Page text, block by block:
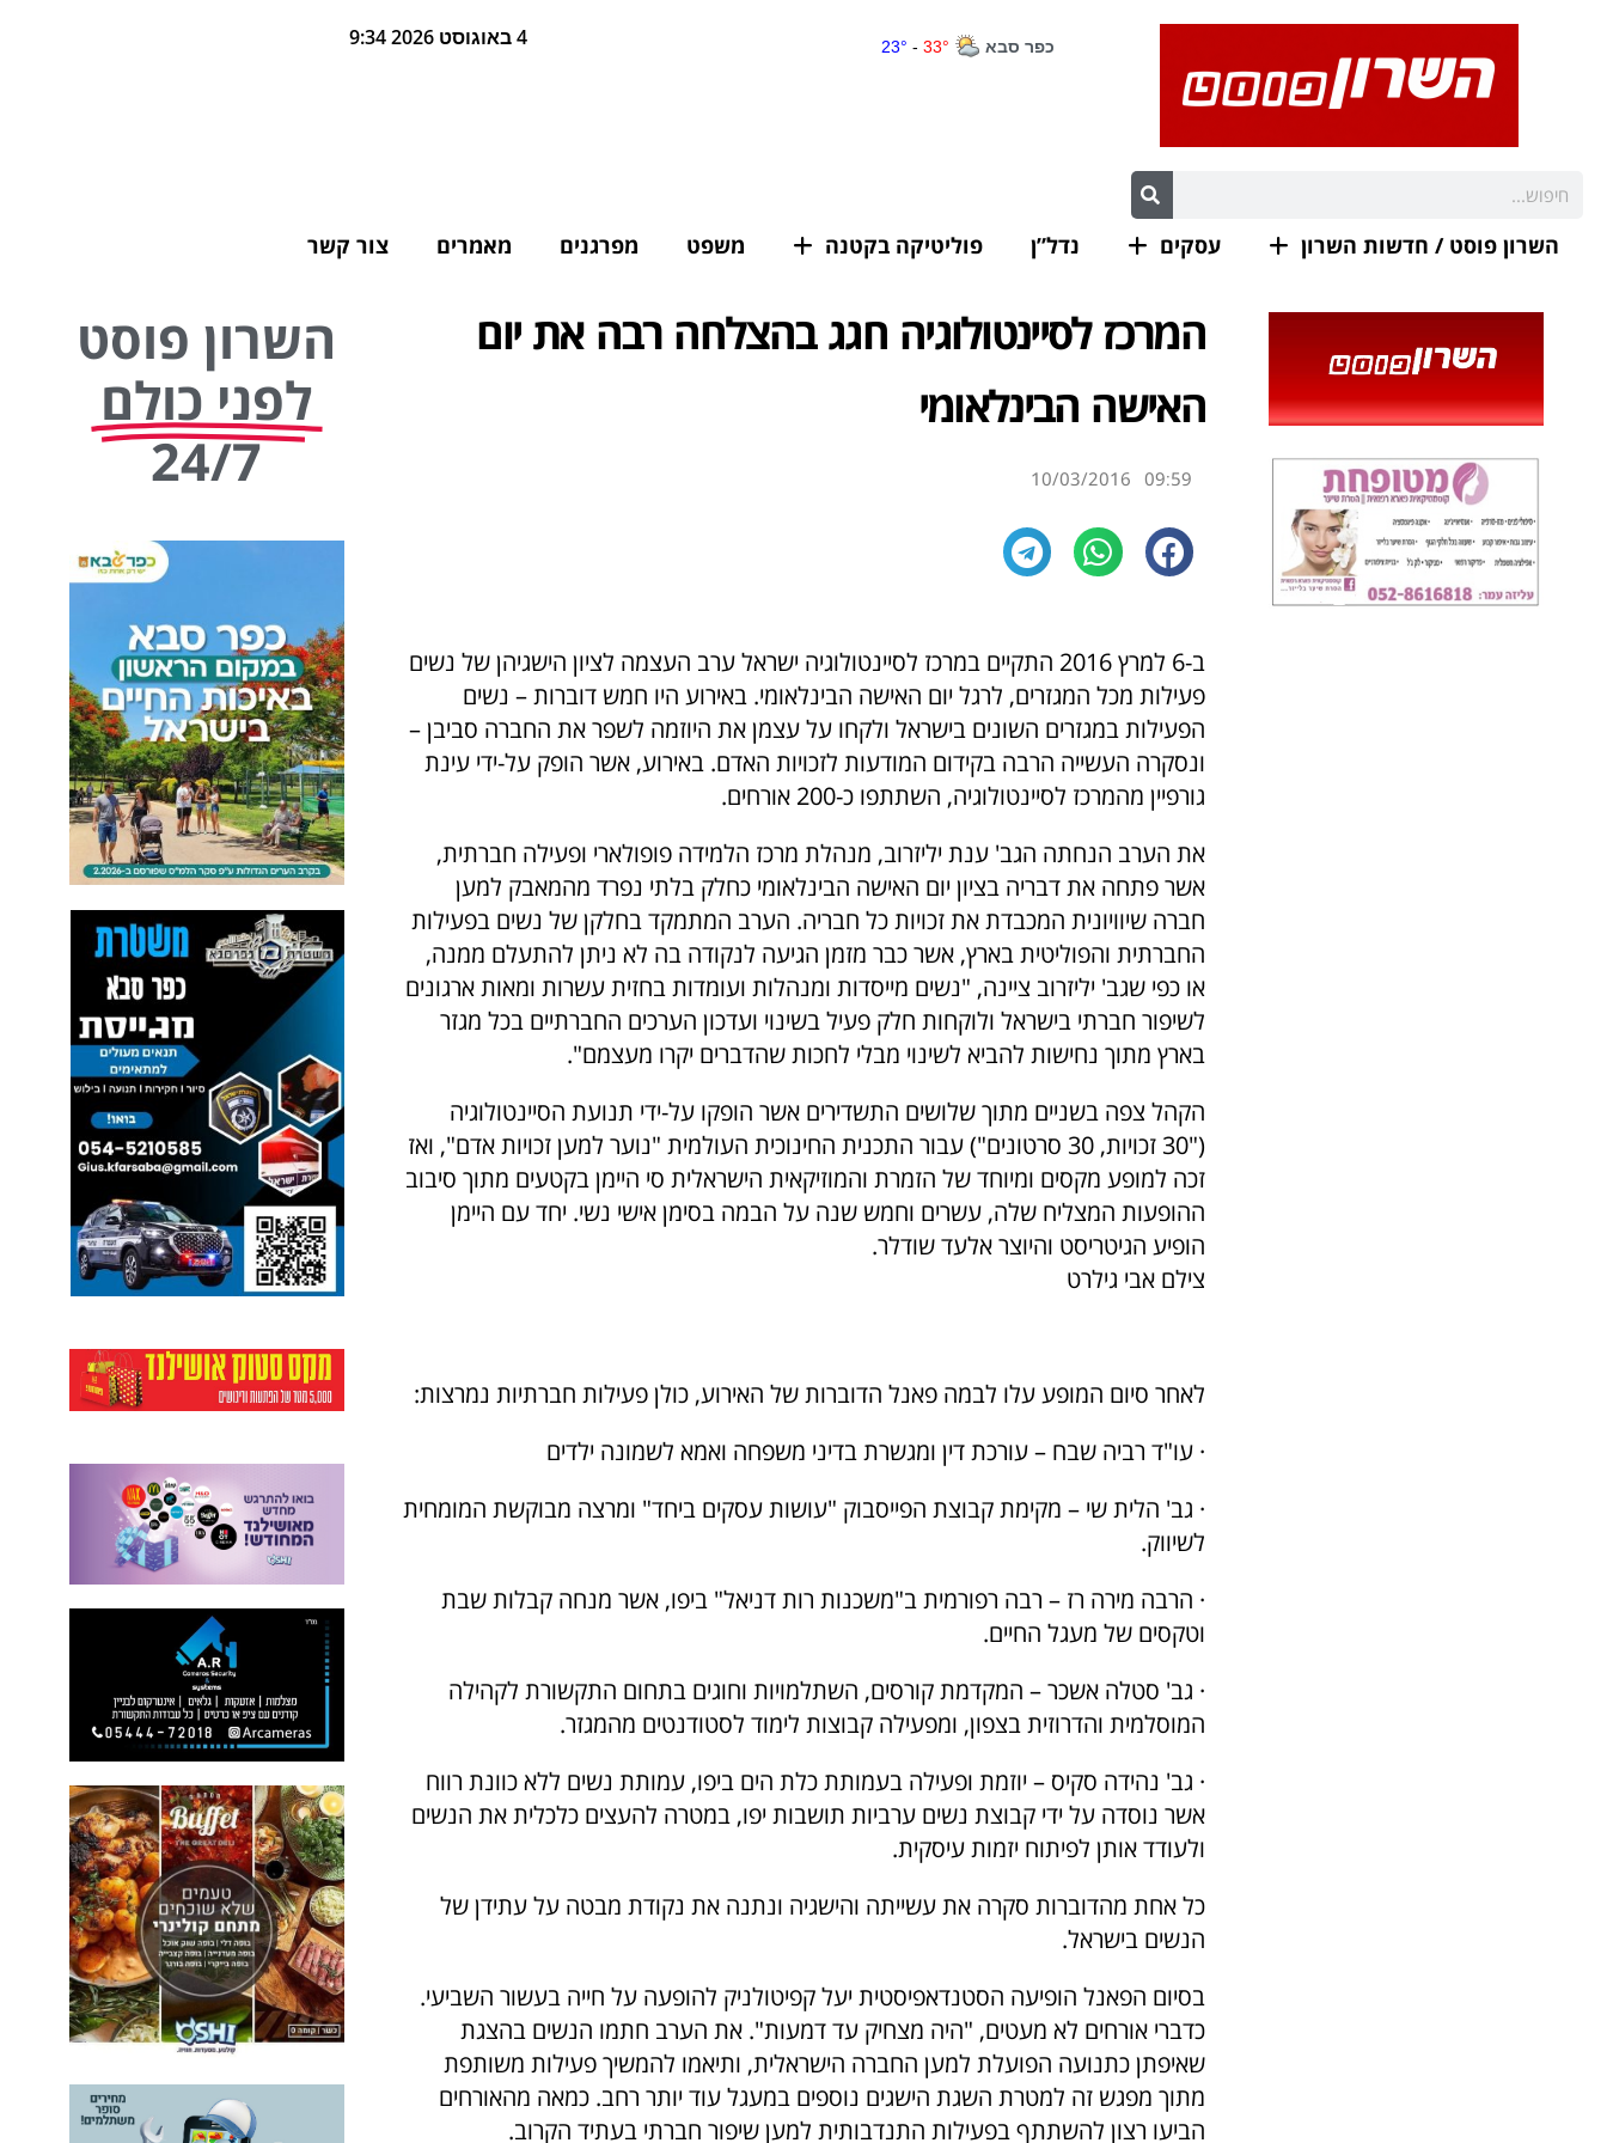
4 באוגוסט 2026 9:34
השרון פוסט / חדשות השרון עסקים נדל”ן פוליטיקה בקטנה משפט מפרגנים מאמרים צור קשר
המרכז לסיינטולוגיה חגג בהצלחה רבה את יום
האישה הבינלאומי
09:59
10/03/2016
ב-6 למרץ 2016 התקיים במרכז לסיינטולוגיה ישראל ערב העצמה לציון הישגיהן של נשים
פעילות מכל המגזרים, לרגל יום האישה הבינלאומי. באירוע היו חמש דוברות – נשים
הפעילות במגזרים השונים בישראל ולקחו על עצמן את היוזמה לשפר את החברה סביבן –
ונסקרה העשייה הרבה בקידום המודעות לזכויות האדם. באירוע, אשר הופק על-ידי עינת
גורפיין מהמרכז לסיינטולוגיה, השתתפו כ-200 אורחים.
את הערב הנחתה הגב' ענת יליזרוב, מנהלת מרכז הלמידה פופולארי ופעילה חברתית,
אשר פתחה את דבריה בציון יום האישה הבינלאומי כחלק בלתי נפרד מהמאבק למען
חברה שיוויונית המכבדת את זכויות כל חבריה. הערב המתמקד בחלקן של נשים בפעילות
החברתית והפוליטית בארץ, אשר כבר מזמן הגיעה לנקודה בה לא ניתן להתעלם ממנה,
או כפי שגב' יליזרוב ציינה, "נשים מייסדות ומנהלות ועומדות בחזית עשרות ומאות ארגונים
לשיפור חברתי בישראל ולוקחות חלק פעיל בשינוי ועדכון הערכים החברתיים בכל מגזר
בארץ מתוך נחישות להביא לשינוי מבלי לחכות שהדברים יקרו מעצמם".
הקהל צפה בשניים מתוך שלושים התשדירים אשר הופקו על-ידי תנועת הסיינטולוגיה
("30 זכויות, 30 סרטונים") עבור התכנית החינוכית העולמית "נוער למען זכויות אדם", ואז
זכה למופע מקסים ומיוחד של הזמרת והמוזיקאית הישראלית סי היימן בקטעים מתוך סיבוב
ההופעות המצליח שלה, עשרים וחמש שנה על הבמה בסימן אישי נשי. יחד עם היימן
הופיע הגיטריסט והיוצר אלעד שודלר.
צילם אבי גילרט
לאחר סיום המופע עלו לבמה פאנל הדוברות של האירוע, כולן פעילות חברתיות נמרצות:
· עו"ד רביה שבח – עורכת דין ומגשרת בדיני משפחה ואמא לשמונה ילדים
· גב' הלית שי – מקימת קבוצת הפייסבוק "עושות עסקים ביחד" ומרצה מבוקשת המומחית
לשיווק.
· הרבה מירה רז – רבה רפורמית ב"משכנות רות דניאל" ביפו, אשר מנחה קבלות שבת
וטקסים של מעגל החיים.
· גב' סטלה אשכר – המקדמת קורסים, השתלמויות וחוגים בתחום התקשורת לקהילה
המוסלמית והדרוזית בצפון, ומפעילה קבוצות לימוד לסטודנטים מהמגזר.
· גב' נהידה סקיס – יוזמת ופעילה בעמותת כלת הים ביפו, עמותת נשים ללא כוונת רווח
אשר נוסדה על ידי קבוצת נשים ערביות תושבות יפו, במטרה להעצים כלכלית את הנשים
ולעודד אותן לפיתוח יזמות עיסקית.
כל אחת מהדוברות סקרה את עשייתה והישגיה ונתנה את נקודת מבטה על עתידן של
הנשים בישראל.
בסיום הפאנל הופיעה הסטנדאפיסטית יעל קפיטולניק להופעה על חייה בעשור השביעי.
כדברי אורחים לא מעטים, "היה מצחיק עד דמעות". את הערב חתמו הנשים בהצגת
שאיפתן כתנועה הפועלת למען החברה הישראלית, ותיאמו להמשיך פעילות משותפת
מתוך מפגש זה למטרת השגת הישגים נוספים במעגל עוד יותר רחב. כמאה מהאורחים
הביעו רצון להשתתף בפעילות התנדבותית למען שיפור חברתי בעתיד הקרוב.
השרון פוסט
לפני כולם
24/7